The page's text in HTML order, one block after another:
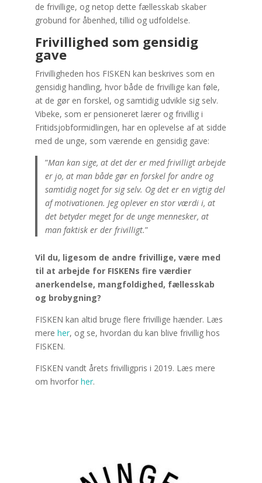
de frivillige, og netop dette fællesskab skaber
grobund for åbenhed, tillid og udfoldelse.
Frivillighed som gensidig
gave
Frivilligheden hos FISKEN kan beskrives som en
gensidig handling, hvor både de frivillige kan føle,
at de gør en forskel, og samtidig udvikle sig selv.
Vibeke, som er pensioneret lærer og frivillig i
Fritidsjobformidlingen, har en oplevelse af at sidde
med de unge, som værende en gensidig gave:
”Man kan sige, at det der er med frivilligt arbejde
er jo, at man både gør en forskel for andre og
samtidig noget for sig selv. Og det er en vigtig del
af motivationen. Jeg oplever en stor værdi i, at
det betyder meget for de unge mennesker, at
man faktisk er der frivilligt.”
Vil du, ligesom de andre frivillige, være med
til at arbejde for FISKENs fire værdier
anerkendelse, mangfoldighed, fællesskab
og brobygning?
FISKEN kan altid bruge flere frivillige hænder. Læs
mere her, og se, hvordan du kan blive frivillig hos
FISKEN.
FISKEN vandt årets frivilligpris i 2019. Læs mere
om hvorfor her.